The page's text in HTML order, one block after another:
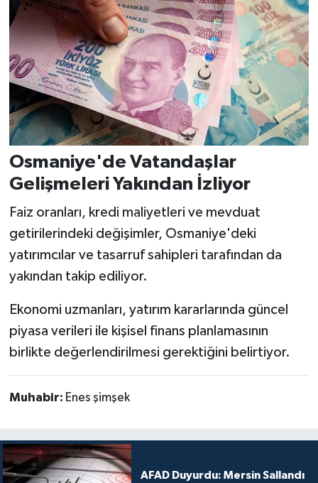
Osmaniye'de Vatandaşlar
Gelişmeleri Yakından İzliyor
Faiz oranları, kredi maliyetleri ve mevduat
getirilerindeki değişimler, Osmaniye'deki
yatırımcılar ve tasarruf sahipleri tarafından da
yakından takip ediliyor.
Ekonomi uzmanları, yatırım kararlarında güncel
piyasa verileri ile kişisel finans planlamasının
birlikte değerlendirilmesi gerektiğini belirtiyor.
Muhabir: Enes şimşek
AFAD Duyurdu: Mersin Sallandı